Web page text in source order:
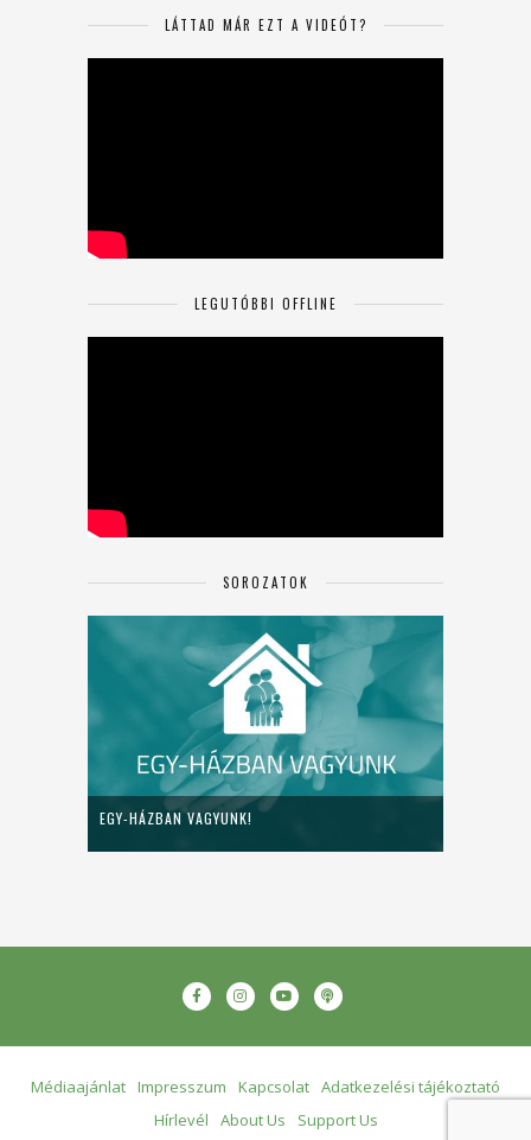
LÁTTAD MÁR EZT A VIDEÓT?
LEGUTÓBBI OFFLINE
SOROZATOK
EGY-HÁZBAN VAGYUNK!
Médiaajánlat Impresszum Kapcsolat Adatkezelési tájékoztató
Hírlevél
About Us Support Us